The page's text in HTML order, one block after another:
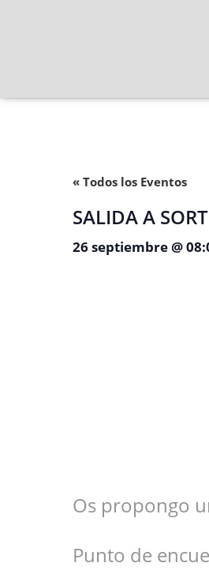
« Todos los Eventos
SALIDA A
26 septiembre @
Os propongo
Punto de